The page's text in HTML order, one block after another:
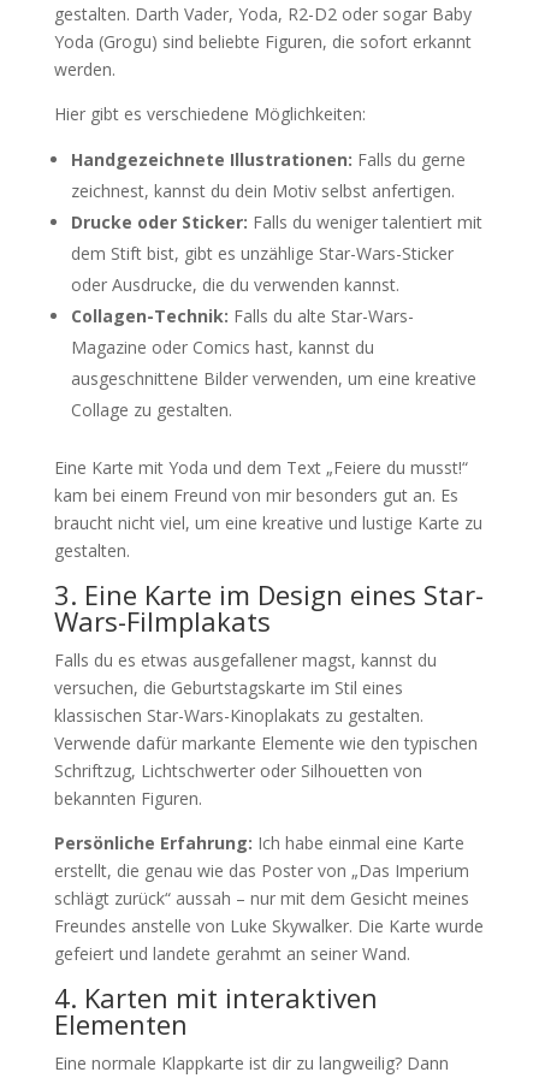
gestalten. Darth Vader, Yoda, R2-D2 oder sogar Baby
Yoda (Grogu) sind beliebte Figuren, die sofort erkannt
werden.
Hier gibt es verschiedene Möglichkeiten:
Handgezeichnete Illustrationen: Falls du gerne
zeichnest, kannst du dein Motiv selbst anfertigen.
Drucke oder Sticker: Falls du weniger talentiert mit
dem Stift bist, gibt es unzählige Star-Wars-Sticker
oder Ausdrucke, die du verwenden kannst.
Collagen-Technik: Falls du alte Star-Wars-
Magazine oder Comics hast, kannst du
ausgeschnittene Bilder verwenden, um eine kreative
Collage zu gestalten.
Eine Karte mit Yoda und dem Text „Feiere du musst!“
kam bei einem Freund von mir besonders gut an. Es
braucht nicht viel, um eine kreative und lustige Karte zu
gestalten.
3. Eine Karte im Design eines Star-
Wars-Filmplakats
Falls du es etwas ausgefallener magst, kannst du
versuchen, die Geburtstagskarte im Stil eines
klassischen Star-Wars-Kinoplakats zu gestalten.
Verwende dafür markante Elemente wie den typischen
Schriftzug, Lichtschwerter oder Silhouetten von
bekannten Figuren.
Persönliche Erfahrung: Ich habe einmal eine Karte
erstellt, die genau wie das Poster von „Das Imperium
schlägt zurück“ aussah – nur mit dem Gesicht meines
Freundes anstelle von Luke Skywalker. Die Karte wurde
gefeiert und landete gerahmt an seiner Wand.
4. Karten mit interaktiven
Elementen
Eine normale Klappkarte ist dir zu langweilig? Dann